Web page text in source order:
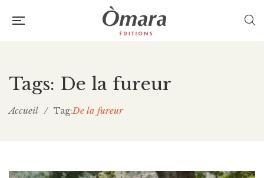
Tags: De la fureur
Accueil / Tag:De la fureur